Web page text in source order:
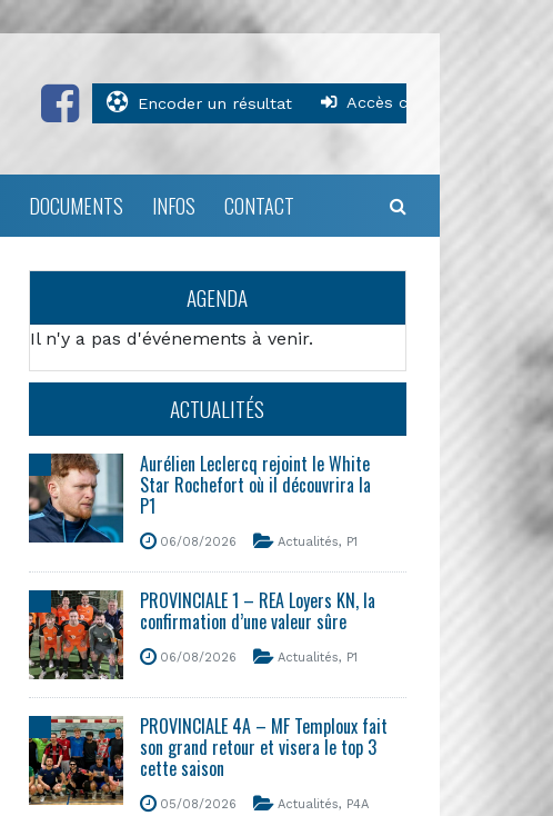
Encoder un résultat Accès clubs
DOCUMENTS INFOS CONTACT
AGENDA
Il n'y a pas d'événements à venir.
ACTUALITÉS
Aurélien Leclercq rejoint le White
Star Rochefort où il découvrira la
P1
06/08/2026 Actualités, P1
PROVINCIALE 1 – REA Loyers KN, la
confirmation d’une valeur sûre
06/08/2026 Actualités, P1
PROVINCIALE 4A – MF Temploux fait
son grand retour et visera le top 3
cette saison
05/08/2026 Actualités, P4A